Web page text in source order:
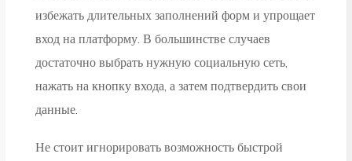
избежать длительных заполнений форм и упрощает
вход на платформу. В большинстве случаев
достаточно выбрать нужную социальную сеть,
нажать на кнопку входа, а затем подтвердить свои
данные.
Не стоит игнорировать возможность быстрой